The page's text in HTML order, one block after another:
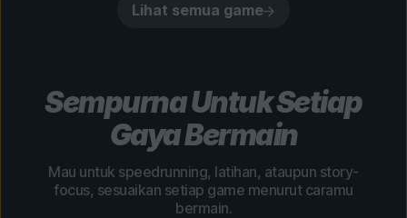
Lihat semua game
Sempurna Untuk Setiap
Gaya Bermain
Mau untuk speedrunning, latihan, ataupun story-
focus, sesuaikan setiap game menurut caramu
bermain.